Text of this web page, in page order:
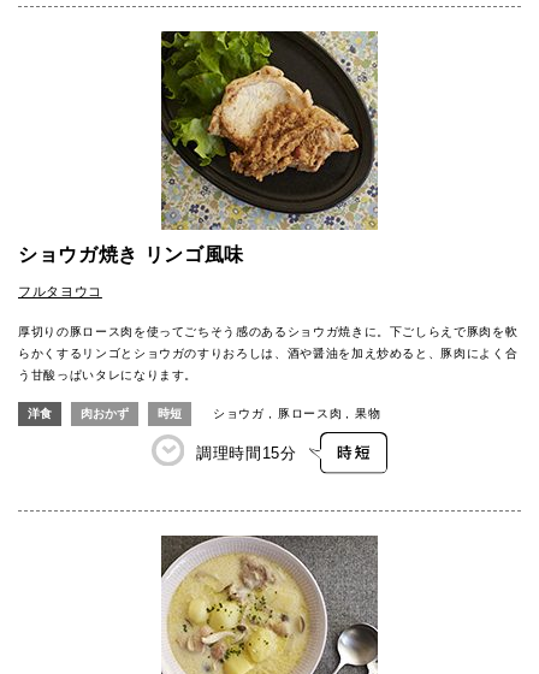
ショウガ焼き リンゴ風味
フルタヨウコ
厚切りの豚ロース肉を使ってごちそう感のあるショウガ焼きに。下ごしらえで豚肉を軟
らかくするリンゴとショウガのすりおろしは、酒や醤油を加え炒めると、豚肉によく合
う甘酸っぱいタレになります。
洋食 肉おかず 時短 ショウガ 豚ロース肉 果物
調理時間 15分